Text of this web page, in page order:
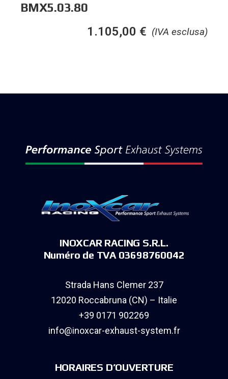
BMX5.03.80
(IVA esclusa)
1.105,00 €
INOXCAR RACING S.R.L.
Numéro de TVA 03698760042
Strada Hans Clemer 237
12020 Roccabruna (CN) – Italie
+39 0171 902269
info@inoxcar-exhaust-system.fr
HORAIRES D’OUVERTURE